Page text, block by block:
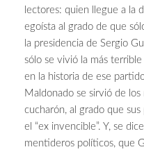
lectores: quien llegue a la
egoísta al grado de que
la presidencia de Sergio
sólo se vivió la más
en la historia de ese
Maldonado se sirvió de los
cucharón, al grado que
el “ex invencible”. Y, se
mentideros políticos, que